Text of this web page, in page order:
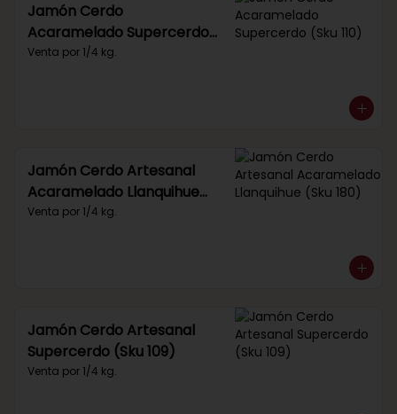
Jamón Cerdo
Acaramelado Supercerdo
(Sku 110)
Venta por 1/4 kg.
Jamón Cerdo Artesanal
Acaramelado Llanquihue
(Sku 180)
Venta por 1/4 kg.
Jamón Cerdo Artesanal
Supercerdo (Sku 109)
Venta por 1/4 kg.